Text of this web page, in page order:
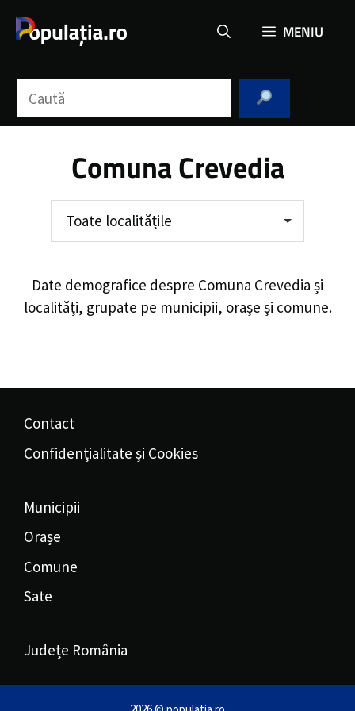
MENIU
Comuna Crevedia
Toate localitățile
Date demografice despre Comuna Crevedia și
localități, grupate pe municipii, orașe și comune.
Contact
Confidențialitate și Cookies
Municipii
Orașe
Comune
Sate
Județe România